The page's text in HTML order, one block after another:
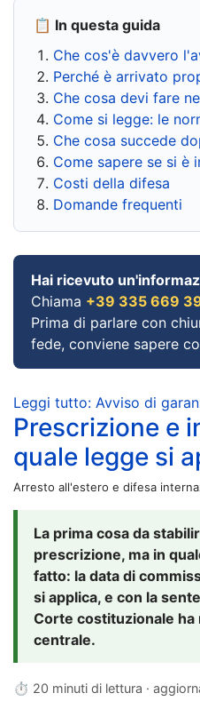
📋 In questa guida
Che cos'è davvero
Perché è arrivato
Che cosa devi fare
Come si legge: le
Che cosa succede
Come sapere se si è
Costi della difesa
Domande frequenti
Hai ricevuto
Chiama +39 335 669
Prima di parlare con
fede, conviene sapere
Leggi tutto: Avviso di
Prescrizione e
quale legge si
Arresto all'estero e difesa
La prima cosa da
prescrizione, ma in
fatto: la data di
si applica, e con la
Corte costituzionale
centrale.
⏱ 20 minuti di lettura ·